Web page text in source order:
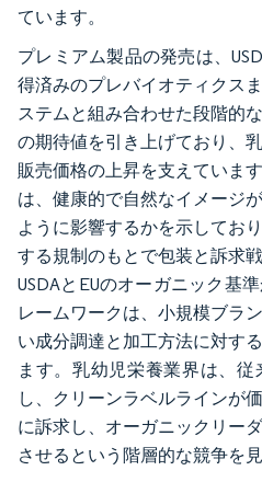
ています。
プレミアム製品の発売は、
得済みのプレバイオティクス
ステムと組み合わせた段階的
の期待値を引き上げており、
販売価格の上昇を支えていま
は、健康的で自然なイメージ
ように影響するかを示してお
する規制のもとで包装と訴求
USDAとEUのオーガニック基
レームワークは、小規模ブラ
い成分調達と加工方法に対す
ます。乳幼児栄養業界は、
し、クリーンラベルラインが
に訴求し、オーガニックリー
させるという階層的な競争を